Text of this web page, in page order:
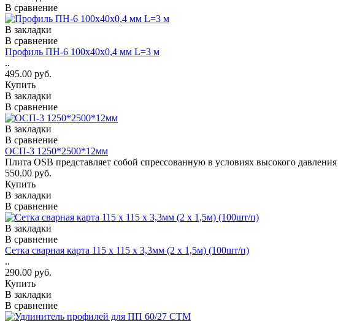
В сравнение
В закладки
В сравнение
Профиль ПН-6 100x40x0,4 мм L=3 м
..
495.00 руб.
Купить
В закладки
В сравнение
В закладки
В сравнение
ОСП-3 1250*2500*12мм
Плита OSB представляет собой спрессованную в условиях высокого
550.00 руб.
Купить
В закладки
В сравнение
В закладки
В сравнение
Сетка сварная карта 115 х 115 х 3,3мм (2 х 1,5м) (100шт/п)
..
290.00 руб.
Купить
В закладки
В сравнение